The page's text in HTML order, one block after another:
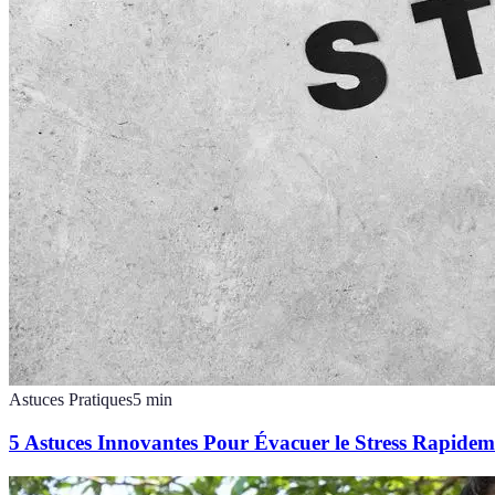
Astuces Pratiques5 min
5 Astuces Innovantes Pour Évacuer le Stress